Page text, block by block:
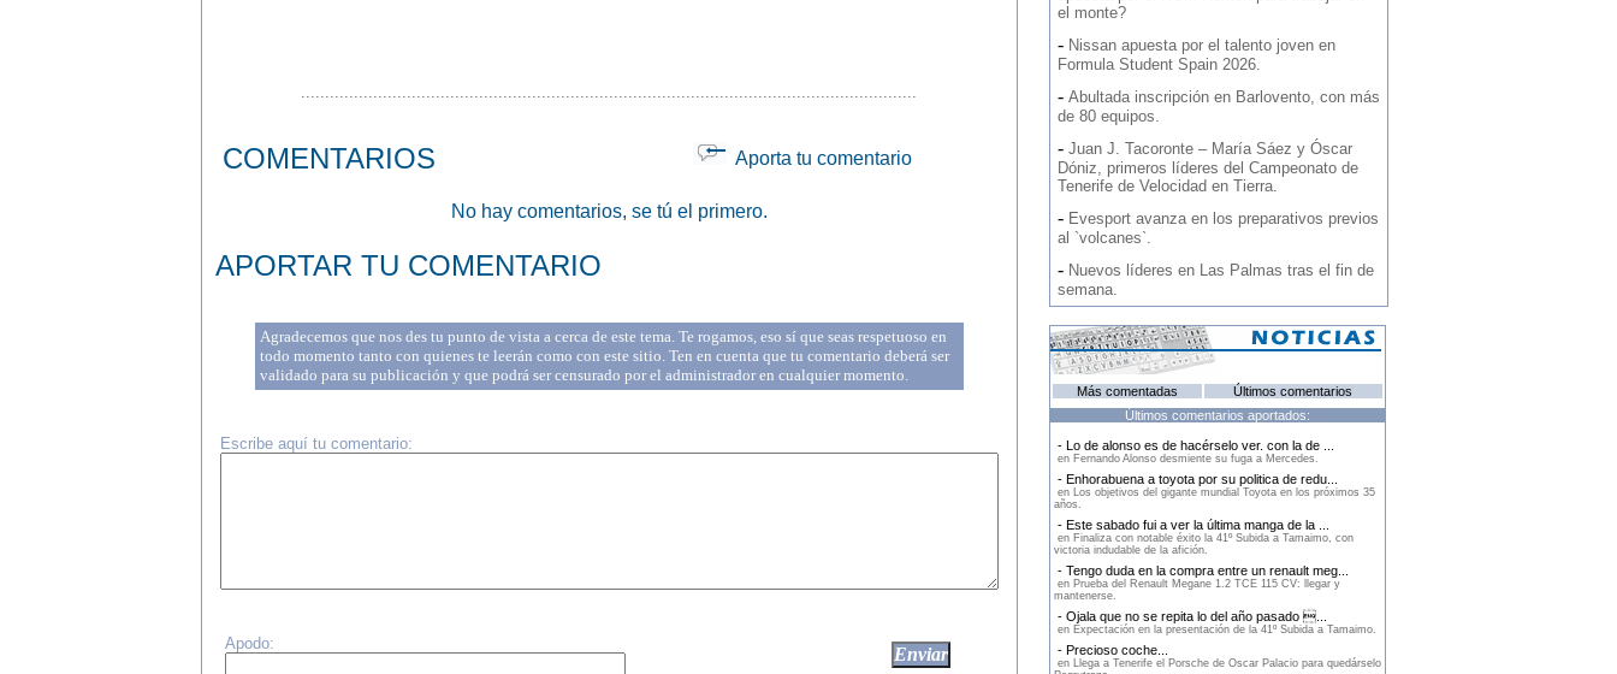
................................................................................................................................
COMENTARIOS Aporta tu comentario
No hay comentarios, se tú el primero.
APORTAR TU COMENTARIO
Agradecemos que nos des tu punto de vista a cerca de este tema. Te rogamos, eso sí que seas respetuoso en
todo momento tanto con quienes te leerán como con este sitio. Ten en cuenta que tu comentario deberá ser
validado para su publicación y que podrá ser censurado por el administrador en cualquier momento.
Escribe aquí tu comentario:
Apodo:
el monte?
- Nissan apuesta por el talento joven en
Formula Student Spain 2026.
- Abultada inscripción en Barlovento, con más
de 80 equipos.
- Juan J. Tacoronte – María Sáez y Óscar
Dóniz, primeros líderes del Campeonato de
Tenerife de Velocidad en Tierra.
- Evesport avanza en los preparativos previos
al `volcanes`.
- Nuevos líderes en Las Palmas tras el fin de
semana.
Más comentadas
Últimos comentarios
Últimos comentarios aportados:
- Lo de alonso es de hacérselo ver. con la de ...
en Fernando Alonso desmiente su fuga a Mercedes.
- Enhorabuena a toyota por su politica de redu...
en Los objetivos del gigante mundial Toyota en los próximos 35
años.
- Este sabado fui a ver la última manga de la ...
en Finaliza con notable éxito la 41º Subida a Tamaimo, con
victoria indudable de la afición.
- Tengo duda en la compra entre un renault meg...
en Prueba del Renault Megane 1.2 TCE 115 CV: llegar y
mantenerse.
- Ojala que no se repita lo del año pasado ...
en Expectación en la presentación de la 41º Subida a Tamaimo.
- Precioso coche...
en Llega a Tenerife el Porsche de Oscar Palacio para quedárselo